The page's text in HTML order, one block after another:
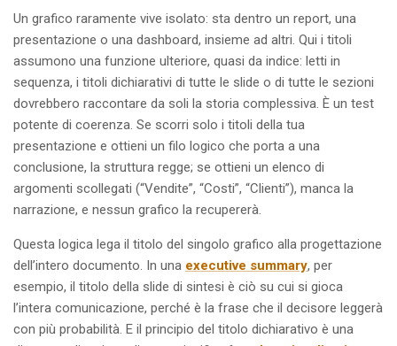
Un grafico raramente vive isolato: sta dentro un report, una
presentazione o una dashboard, insieme ad altri. Qui i titoli
assumono una funzione ulteriore, quasi da indice: letti in
sequenza, i titoli dichiarativi di tutte le slide o di tutte le sezioni
dovrebbero raccontare da soli la storia complessiva. È un test
potente di coerenza. Se scorri solo i titoli della tua
presentazione e ottieni un filo logico che porta a una
conclusione, la struttura regge; se ottieni un elenco di
argomenti scollegati (“Vendite”, “Costi”, “Clienti”), manca la
narrazione, e nessun grafico la recupererà.
Questa logica lega il titolo del singolo grafico alla progettazione
dell’intero documento. In una executive summary, per
esempio, il titolo della slide di sintesi è ciò su cui si gioca
l’intera comunicazione, perché è la frase che il decisore leggerà
con più probabilità. E il principio del titolo dichiarativo è una